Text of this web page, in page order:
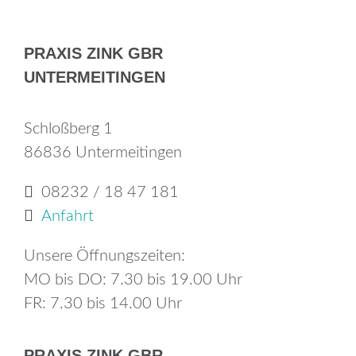
PRA­XIS ZINK GBR
UN­TER­MEIT­IN­GEN
Schloß­berg 1
86836 Un­ter­meit­in­gen
08232 / 18 47 181
An­fahrt
Un­se­re Öff­nungs­zei­ten:
MO bis DO: 7.30 bis 19.00 Uhr
FR: 7.30 bis 14.00 Uhr